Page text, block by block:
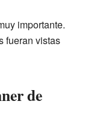
importante.
fueran vistas
de